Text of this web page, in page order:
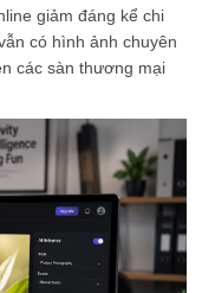
giảm đáng kể chi
có hình ảnh chuyên
các sàn thương mại